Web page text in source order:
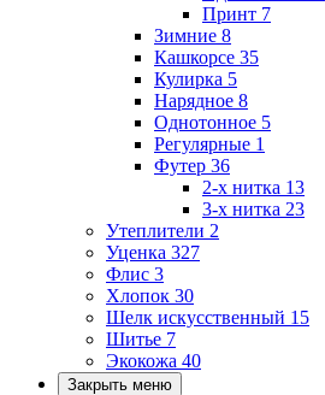
Принт 7
Зимние 8
Кашкорсе 35
Кулирка 5
Нарядное 8
Однотонное 5
Регулярные 1
Футер 36
2-х нитка 13
3-х нитка 23
Утеплители 2
Уценка 327
Флис 3
Хлопок 30
Шелк искусственный 15
Шитье 7
Экокожа 40
Закрыть меню